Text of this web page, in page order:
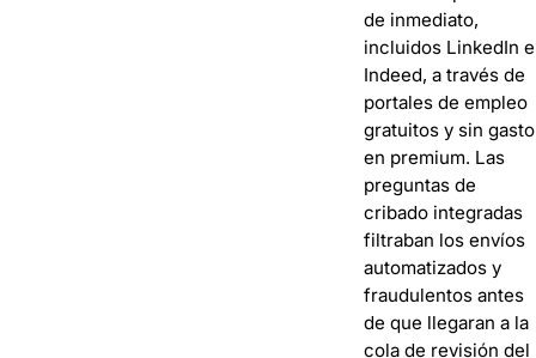
de inmediato,
incluidos LinkedIn e
Indeed, a través de
portales de empleo
gratuitos y sin gasto
en premium. Las
preguntas de
cribado integradas
filtraban los envíos
automatizados y
fraudulentos antes
de que llegaran a la
cola de revisión del